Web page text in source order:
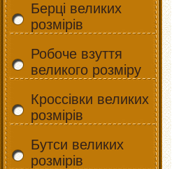
Берці великих
розмірів
Робоче взуття
великого розміру
Кроссівки великих
розмірів
Бутси великих
розмірів